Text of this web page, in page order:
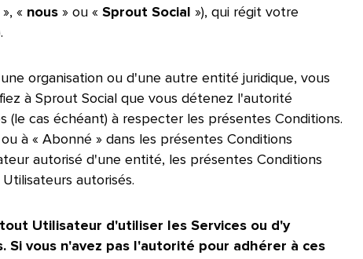
», « nous» ou « Sprout Social
»), qui régit votre
organisation ou d'une autre entité juridique, vous
à Sprout Social que vous détenez l'autorité
(le cas échéant) à respecter les présentes Conditions.
à « Abonné » dans les présentes Conditions
autorisé d'une entité, les présentes Conditions
autorisés.​​
Utilisateur d'utiliser les Services ou d'y
vous n'avez pas l'autorité pour adhérer à ces